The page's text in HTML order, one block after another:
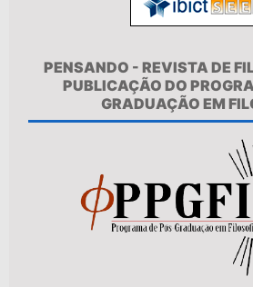
PENSANDO - REVISTA DE
PUBLICAÇÃO DO
GRADUAÇÃO EM